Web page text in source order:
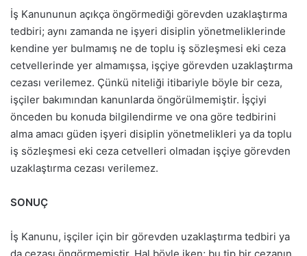
İş Kanununun açıkça öngörmediği görevden uzaklaştırma
tedbiri; aynı zamanda ne işyeri disiplin yönetmeliklerinde
kendine yer bulmamış ne de toplu iş sözleşmesi eki ceza
cetvellerinde yer almamışsa, işçiye görevden uzaklaştırma
cezası verilemez. Çünkü niteliği itibariyle böyle bir ceza,
işçiler bakımından kanunlarda öngörülmemiştir. İşçiyi
önceden bu konuda bilgilendirme ve ona göre tedbirini
alma amacı güden işyeri disiplin yönetmelikleri ya da toplu
iş sözleşmesi eki ceza cetvelleri olmadan işçiye görevden
uzaklaştırma cezası verilemez.
SONUÇ
İş Kanunu, işçiler için bir görevden uzaklaştırma tedbiri ya